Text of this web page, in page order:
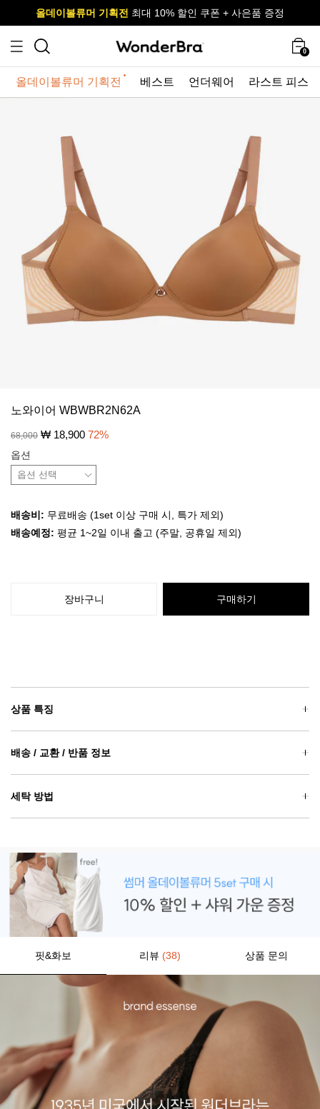
사이즈 무료 교환 서비스
올데이볼류머 기획전 최대 10% 할인 쿠폰 + 사은품 증정
사이즈 무료 교환 서비스
올데이볼류머 기획전 최대 10% 할인 쿠폰 + 사은품 증정
0
올데이볼류머 기획전 베스트 언더웨어 라스트 피스
노와이어 WBWBR2N62A
68,000 ₩ 18,900 72%
옵션
배송비: 무료배송 (1set 이상 구매 시, 특가 제외)
배송예정: 평균 1~2일 이내 출고 (주말, 공휴일 제외)
장바구니 구매하기
상품 특징
배송 / 교환 / 반품 정보
세탁 방법
핏&화보 리뷰 (38) 상품 문의